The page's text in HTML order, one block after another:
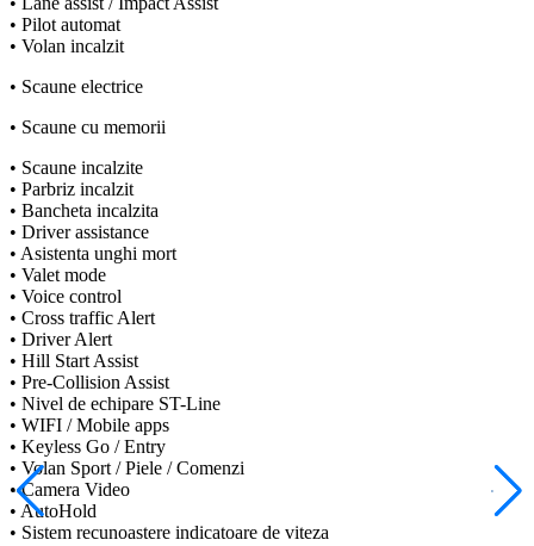
• Pilot automat
• Volan incalzit
• Scaune electrice
• Scaune cu memorii
• Scaune incalzite
• Parbriz incalzit
• Bancheta incalzita
• Driver assistance
• Asistenta unghi mort
• Valet mode
• Voice control
• Cross traffic Alert
• Driver Alert
• Hill Start Assist
• Pre-Collision Assist
• Nivel de echipare ST-Line
• WIFI / Mobile apps
• Keyless Go / Entry
• Volan Sport / Piele / Comenzi
• Camera Video
• AutoHold
• Sistem recunoastere indicatoare de viteza